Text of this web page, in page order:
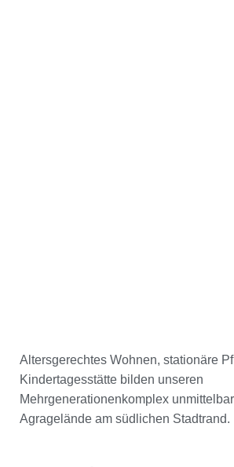
Altersgerechtes Wohnen, stationäre
Kindertagesstätte bilden unseren
Mehrgenerationenkomplex
Agragelände am südlichen Stadtrand.